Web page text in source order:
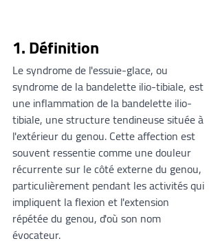
1. Définition
Le syndrome de l'essuie-glace, ou
syndrome de la bandelette ilio-tibiale, est
une inflammation de la bandelette ilio-
tibiale, une structure tendineuse située à
l'extérieur du genou. Cette affection est
souvent ressentie comme une douleur
récurrente sur le côté externe du genou,
particulièrement pendant les activités qui
impliquent la flexion et l'extension
répétée du genou, d'où son nom
évocateur.